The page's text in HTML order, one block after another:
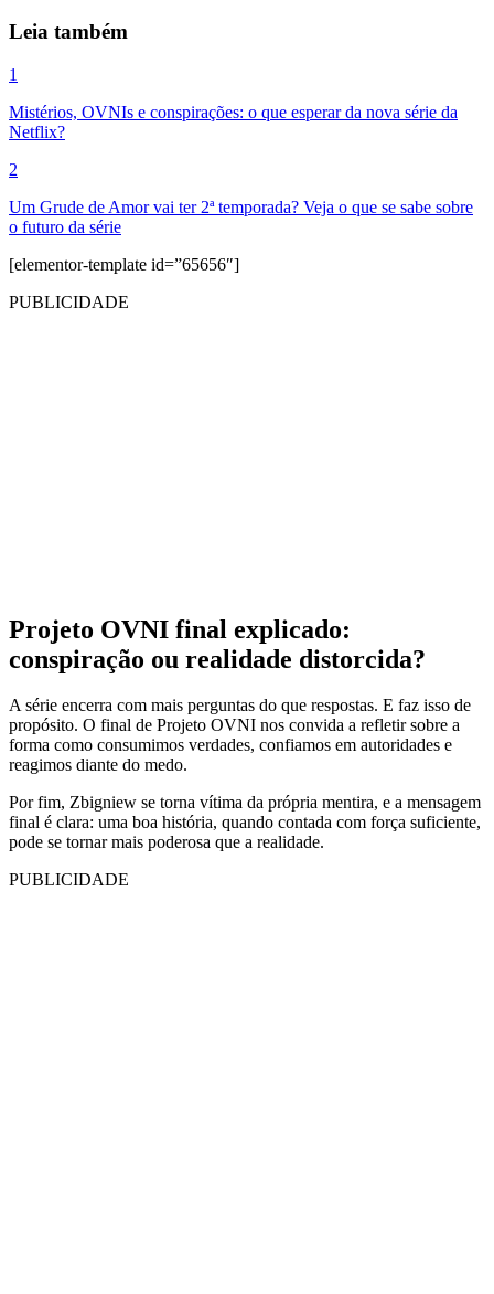
Leia também
1
Mistérios, OVNIs e conspirações: o que esperar da nova série da
Netflix?
2
Um Grude de Amor vai ter 2ª temporada? Veja o que se sabe sobre
o futuro da série
[elementor-template id=”65656″]
PUBLICIDADE
Projeto OVNI final explicado:
conspiração ou realidade distorcida?
A série encerra com mais perguntas do que respostas. E faz isso de
propósito. O final de Projeto OVNI nos convida a refletir sobre a
forma como consumimos verdades, confiamos em autoridades e
reagimos diante do medo.
Por fim, Zbigniew se torna vítima da própria mentira, e a mensagem
final é clara: uma boa história, quando contada com força suficiente,
pode se tornar mais poderosa que a realidade.
PUBLICIDADE